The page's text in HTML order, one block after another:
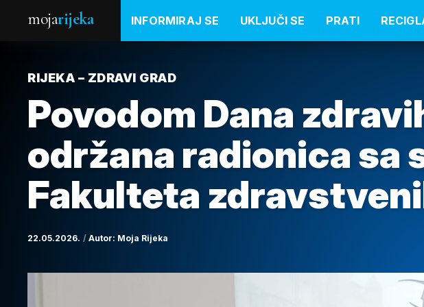
mojarijeka INFORMIRAJ SE UKLJUČI SE PRATI
RIJEKA – ZDRAVI GRAD
Povodom Dana
održana radionica sa
Fakulteta
22.05.2026. Autor: Moja Rijeka